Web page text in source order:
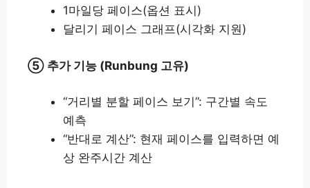
1마일당 페이스(옵션 표시)
달리기 페이스 그래프(시각화 지원)
⑤ 추가 기능 (Runbung 고유)
“거리별 분할 페이스 보기”: 구간별 속도
예측
“반대로 계산”: 현재 페이스를 입력하면 예
상 완주시간 계산